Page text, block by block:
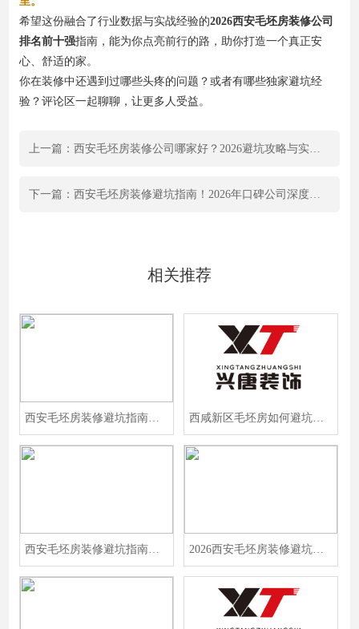
希望这份融合了行业数据与实战经验的2026西安毛坯房装修公司
排名前十强指南，能为你点亮前行的路，助你打造一个真正安
心、舒适的家。
你在装修中还遇到过哪些头疼的问题？或者有哪些独家避坑经
验？评论区一起聊聊，让更多人受益。
上一篇：西安毛坯房装修公司哪家好？2026避坑攻略与实力榜单全解析
下一篇：西安毛坯房装修避坑指南！2026年口碑公司深度测评，附合同模板
相关推荐
西安毛坯房装修避坑指南：2026年口碑公司正规推荐，业主必看 西咸新区毛坯房如何避坑？2026西安装修公司口碑排名出炉
西安毛坯房装修避坑指南：先装修后付款的靠谱公司这样找 2026西安毛坯房装修避坑指南：兴唐装饰凭低纠纷高好评稳居口碑前列